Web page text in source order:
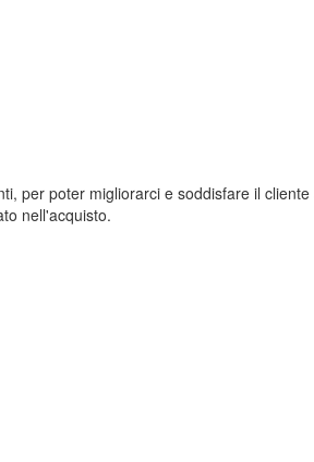
per poter migliorarci e soddisfare il cliente
nell'acquisto.